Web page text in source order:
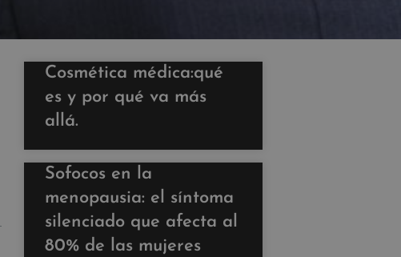
Cosmética médica:qué
es y por qué va más
allá.
Sofocos en la
menopausia: el síntoma
silenciado que afecta al
80% de las mujeres